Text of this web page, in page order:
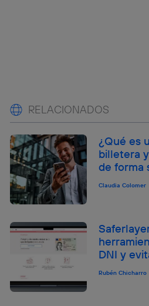
RELACIONADOS
¿Qué es
billetera
de forma
Claudia Colomer
DNI y
Rubén Chicharro